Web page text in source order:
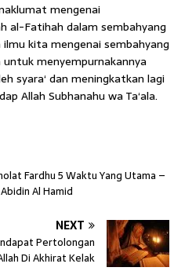
mengenai
al-Fatihah dalam sembahyang
kita mengenai sembahyang
menyempurnakannya
syara‘ dan meningkatkan lagi
Allah Subhanahu wa Ta‘ala.
Fardhu 5 Waktu Yang Utama –
Al Hamid
NEXT
Pertolongan
Di Akhirat Kelak